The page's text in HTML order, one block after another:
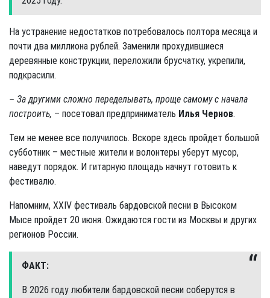
На устранение недостатков потребовалось полтора месяца и
почти два миллиона рублей. Заменили прохудившиеся
деревянные конструкции, переложили брусчатку, укрепили,
подкрасили.
– За другими сложно переделывать, проще самому с начала
построить, – посетовал предприниматель Илья Чернов.
Тем не менее все получилось. Вскоре здесь пройдет большой
субботник – местные жители и волонтеры уберут мусор,
наведут порядок. И гитарную площадь начнут готовить к
фестивалю.
Напомним, XXIV фестиваль бардовской песни в Высоком
Мысе пройдет 20 июня. Ожидаются гости из Москвы и других
регионов России.
ФАКТ:
В 2026 году любители бардовской песни соберутся в